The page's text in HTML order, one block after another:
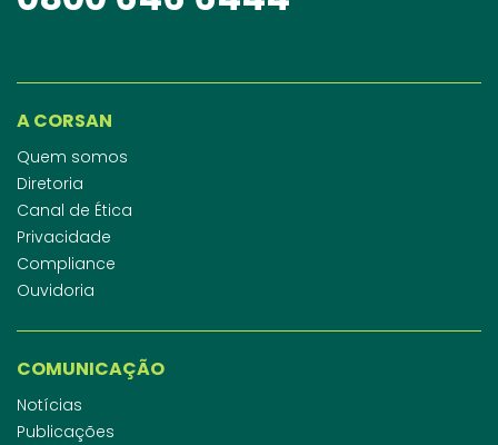
A CORSAN
Quem somos
Diretoria
Canal de Ética
Privacidade
Compliance
Ouvidoria
COMUNICAÇÃO
Notícias
Publicações